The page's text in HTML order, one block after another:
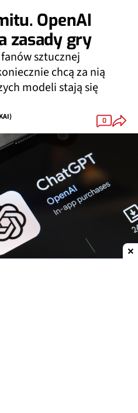
OpenAI
zasady gry
sztucznej
chcą za nią
modeli stają się
0